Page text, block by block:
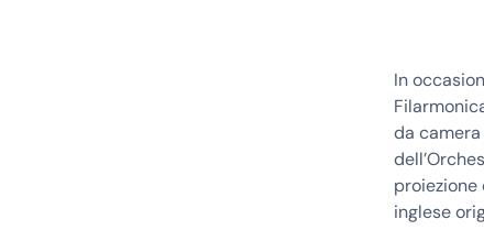
In
da camera
proiezione
inglese